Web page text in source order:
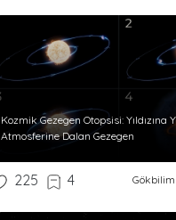
Kozmik Gezegen Otopsisi: Yıldızına
Atmosferine Dalan Gezegen
225 4 Gökbilim